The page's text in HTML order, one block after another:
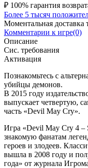
₽ 100% гарантия
Более 5 тысяч
Моментальная доставка
Комментарии к игре(0)
Описание
Сис. требования
Активация
Познакомьтесь с
убийцы демонов.
В 2015 году
выпускает четвертую,
часть «Devil May Cry».
Игра «Devil May Cry 4 –
знакомую фанатам
героев и злодеев.
вышла в 2008 году и
года» от журнала